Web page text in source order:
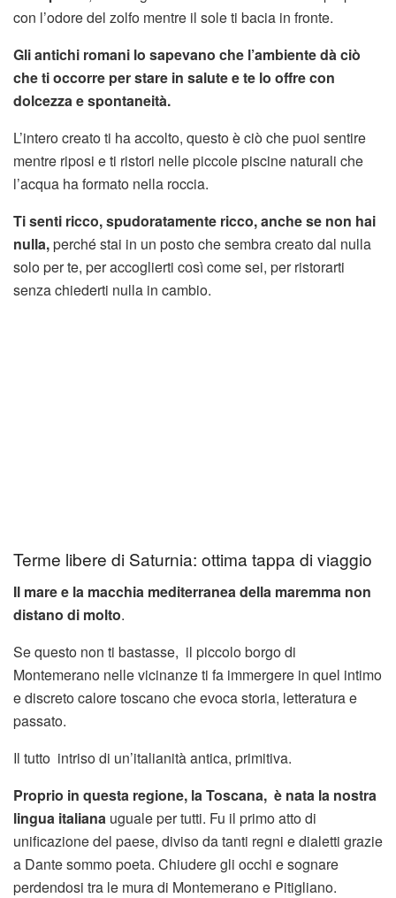
con l’odore del zolfo mentre il sole ti bacia in fronte.
Gli antichi romani lo sapevano che l’ambiente dà ciò
che ti occorre per stare in salute e te lo offre con
dolcezza e spontaneità.
L’intero creato ti ha accolto, questo è ciò che puoi sentire
mentre riposi e ti ristori nelle piccole piscine naturali che
l’acqua ha formato nella roccia.
Ti senti ricco, spudoratamente ricco, anche se non hai
nulla,perché stai in un posto che sembra creato dal nulla
solo per te, per accoglierti così come sei, per ristorarti
senza chiederti nulla in cambio.
Terme libere di Saturnia: ottima tappa di viaggio
Il mare e la macchia mediterranea della maremma non
distano di molto.
Se questo non ti bastasse, il piccolo borgo di
Montemerano nelle vicinanze ti fa immergere in quel intimo
e discreto calore toscano che evoca storia, letteratura e
passato.
Il tutto intriso di un’italianità antica, primitiva.
Proprio in questa regione, la Toscana, è nata la nostra
lingua italiana uguale per tutti. Fu il primo atto di
unificazione del paese, diviso da tanti regni e dialetti grazie
a Dante sommo poeta. Chiudere gli occhi e sognare
perdendosi tra le mura di Montemerano e Pitigliano.